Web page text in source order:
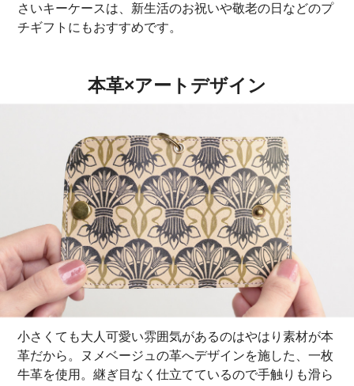
さいキーケースは、新生活のお祝いや敬老の日などのプ
チギフトにもおすすめです。
本革×アートデザイン
小さくても大人可愛い雰囲気があるのはやはり素材が本
革だから。ヌメベージュの革へデザインを施した、一枚
牛革を使用。継ぎ目なく仕立てているので手触りも滑ら